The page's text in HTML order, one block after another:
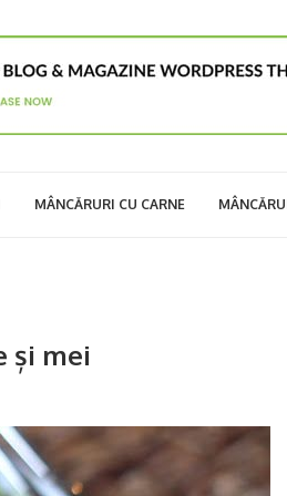
MÂNCĂRURI CU CARNE
și mei